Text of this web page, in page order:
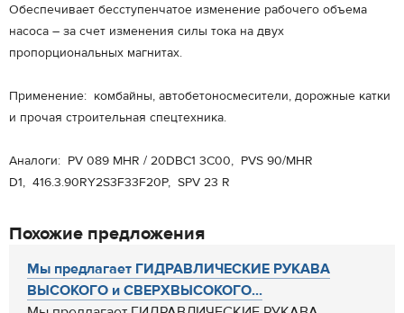
Обеспечивает бесступенчатое изменение рабочего объема
насоса – за счет изменения силы тока на двух
пропорциональных магнитах.
Применение: комбайны, автобетоносмесители, дорожные катки
и прочая строительная спецтехника.
Аналоги: PV 089 MHR / 20DBC1 3C00, PVS 90/MHR
D1, 416.3.90RY2S3F33F20P, SPV 23 R
Похожие предложения
Мы предлагает ГИДРАВЛИЧЕСКИЕ РУКАВА
ВЫСОКОГО и СВЕРХВЫСОКОГО...